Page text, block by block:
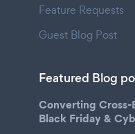
Feature Requests
Guest Blog Post
Featured Blog
Converting Cross-
Black Friday &